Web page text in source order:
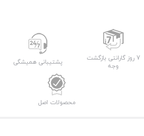
7 روز گارانتی بازگشت
وجه
پشتیبانی همیشگی
محصولات اصل